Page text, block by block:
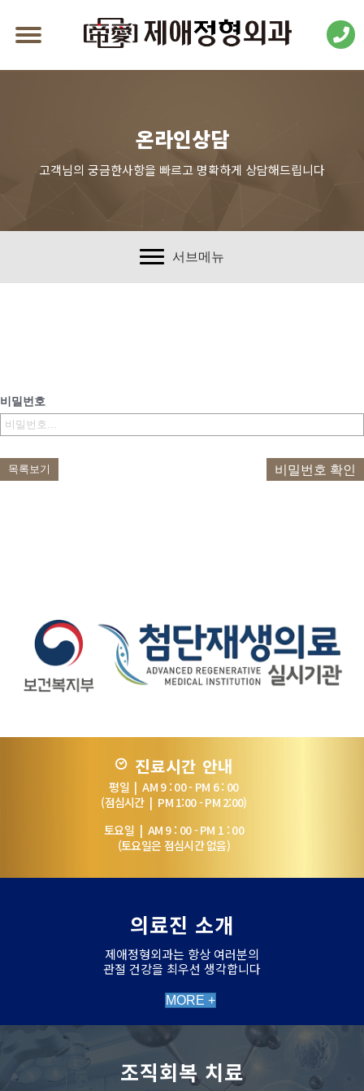
온라인상담
고객님의 궁금한사항을 빠르고 명확하게 상담해드립니다
서브메뉴
비밀번호
목록보기 비밀번호 확인
진료시간 안내
평일 | AM 9 : 00 - PM 6 : 00
(점심시간 | PM 1:00 - PM 2:00)
토요일 | AM 9 : 00 - PM 1 : 00
(토요일은 점심시간 없음)
의료진 소개
제애정형외과는 항상 여러분의
관절 건강을 최우선 생각합니다
MORE +
조직회복 치료